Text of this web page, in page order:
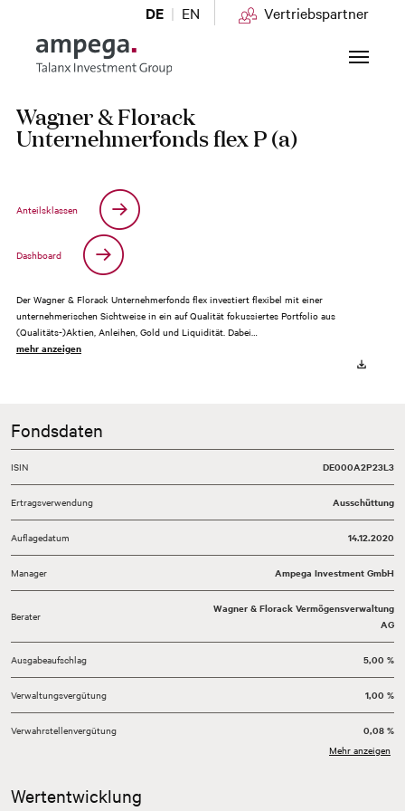
DE EN
Vertriebspartner
Zum Hauptinhalt springen
Wagner & Florack
Unternehmerfonds flex P (a)
Anteilsklassen
Dashboard
Der Wagner & Florack Unternehmerfonds flex investiert flexibel mit einer
unternehmerischen Sichtweise in ein auf Qualität fokussiertes Portfolio aus
(Qualitäts-)Aktien, Anleihen, Gold und Liquidität. Dabei…
mehr anzeigen
Fondsdaten
ISIN DE000A2P23L3
Ertragsverwendung Ausschüttung
Auflagedatum 14.12.2020
Manager Ampega Investment GmbH
Berater
Wagner & Florack Vermögensverwaltung
AG
Ausgabeaufschlag 5,00 %
Verwaltungsvergütung 1,00 %
Verwahrstellenvergütung 0,08 %
Währung
Mehr anzeigen
Wertentwicklung